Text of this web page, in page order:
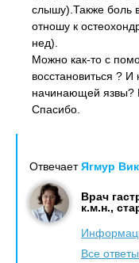
слышу).Также боль
отношу к
нед).
Можно как-то с
восстановиться ?
начинающей язвы?
Спасибо.
ОтвечаетЯгмур
Врач
к.м.н.,
Все